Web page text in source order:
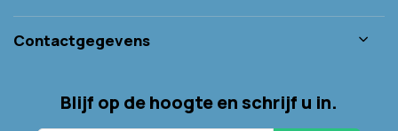
Contactgegevens
Blijf op de hoogte en schrijf u in.